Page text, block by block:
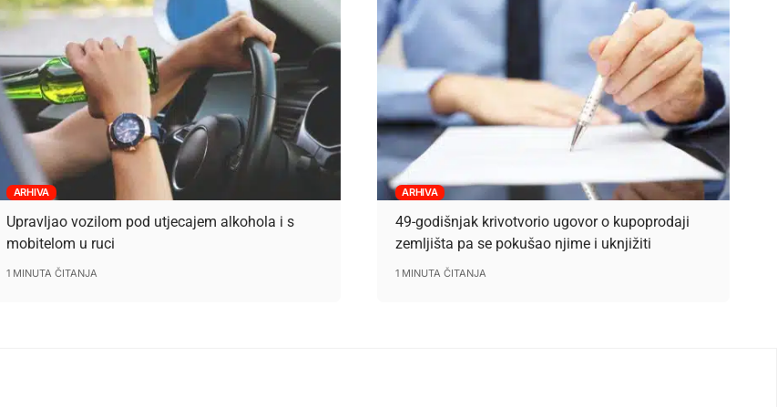
ARHIVA
Upravljao vozilom pod utjecajem alkohola i s
mobitelom u ruci
1 MINUTA ČITANJA
ARHIVA
49-godišnjak krivotvorio ugovor o kupoprodaji
zemljišta pa se pokušao njime i uknjižiti
1 MINUTA ČITANJA